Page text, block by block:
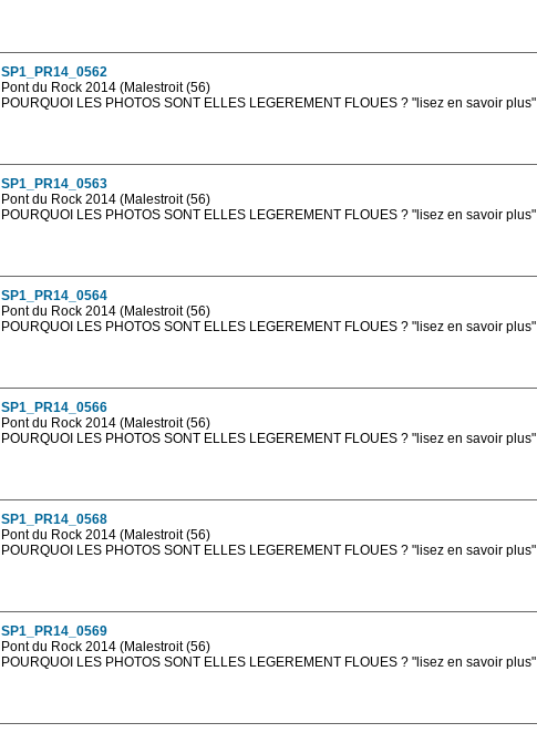
SP1_PR14_0562
Pont du Rock 2014 (Malestroit (56)
POURQUOI LES PHOTOS SONT ELLES LEGEREMENT FLOUES ? "lisez en savoir plus"
SP1_PR14_0563
Pont du Rock 2014 (Malestroit (56)
POURQUOI LES PHOTOS SONT ELLES LEGEREMENT FLOUES ? "lisez en savoir plus"
SP1_PR14_0564
Pont du Rock 2014 (Malestroit (56)
POURQUOI LES PHOTOS SONT ELLES LEGEREMENT FLOUES ? "lisez en savoir plus"
SP1_PR14_0566
Pont du Rock 2014 (Malestroit (56)
POURQUOI LES PHOTOS SONT ELLES LEGEREMENT FLOUES ? "lisez en savoir plus"
SP1_PR14_0568
Pont du Rock 2014 (Malestroit (56)
POURQUOI LES PHOTOS SONT ELLES LEGEREMENT FLOUES ? "lisez en savoir plus"
SP1_PR14_0569
Pont du Rock 2014 (Malestroit (56)
POURQUOI LES PHOTOS SONT ELLES LEGEREMENT FLOUES ? "lisez en savoir plus"